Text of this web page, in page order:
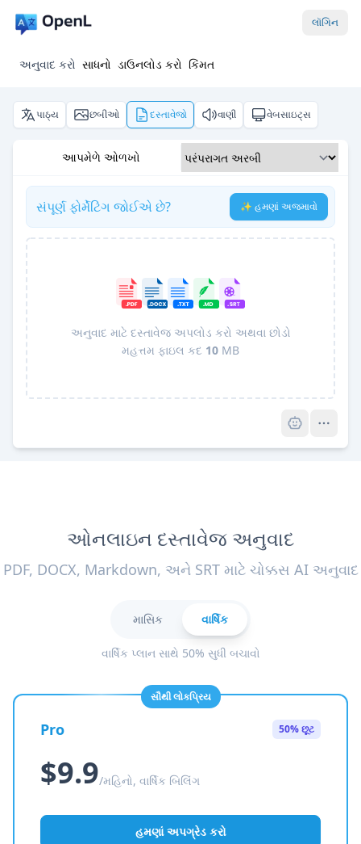
લૉગિન
અનુવાદ કરો સાધનો ડાઉનલોડ કરો કિંમત
પાઠ્ય છબીઓ દસ્તાવેજો વાણી વેબસાઇટ્સ
આપમેળે ઓળખો
સંપૂર્ણ ફોર્મેટિંગ જોઈએ છે? ✨ હમણાં અજમાવો
અનુવાદ માટે દસ્તાવેજ અપલોડ કરો અથવા છોડો
મહત્તમ ફાઇલ કદ 10 MB
ઓનલાઇન દસ્તાવેજ અનુવાદ
PDF, DOCX, Markdown, અને SRT માટે ચોક્કસ AI અનુવાદ
માસિક વાર્ષિક
વાર્ષિક પ્લાન સાથે 50% સુધી બચાવો
સૌથી લોકપ્રિય
Pro 50% છૂટ
$9.9/મહિનો, વાર્ષિક બિલિંગ
હમણાં અપગ્રેડ કરો